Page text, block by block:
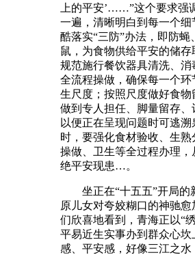
上的平安’……”这个要求强
一遍，清晰明白到每一个细
酷落实“三防”办法，即防蝇
鼠，为食物供给平安的储存
规范施行餐饮器具清洗、消
全流程操做，确保每一个环
生尺度；按照尺度做好食物
做到专人担任、脚量留存、
以便正在呈现问题时可逃溯
时，要强化食材验收、生熟
操做、卫生等全过程办理，
绝平安现患…。
坐正在“十五五”开局的
原儿女对夸姣糊口的神驰愈
们欣喜地看到，青海正以“
平易近生实事办到群众心坎
感、平安感，好像三江之水